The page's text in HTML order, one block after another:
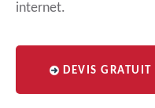
internet.
DEVIS GRATUIT